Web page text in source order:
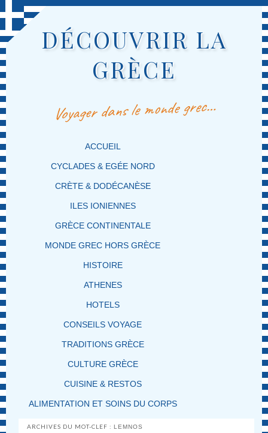
DÉCOUVRIR LA
GRÈCE
Voyager dans le monde grec…
MENU PRINCIPAL
MASQUER LA NAVIGATION PRINCIPALE
MASQUER LA NAVIGATION SECONDAIRE
ACCUEIL
CYCLADES & EGÉE NORD
CRÈTE & DODÉCANÈSE
ILES IONIENNES
GRÈCE CONTINENTALE
MONDE GREC HORS GRÈCE
HISTOIRE
ATHENES
HOTELS
CONSEILS VOYAGE
TRADITIONS GRÈCE
CULTURE GRÈCE
CUISINE & RESTOS
ALIMENTATION ET SOINS DU CORPS
ARCHIVES DU MOT-CLEF :LEMNOS